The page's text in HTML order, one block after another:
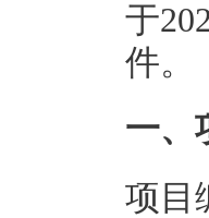
于
件。
一、
项目